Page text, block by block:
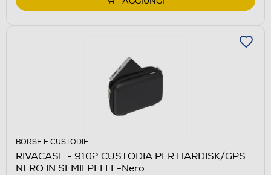
BORSE E CUSTODIE
RIVACASE - 9102 CUSTODIA PER HARDISK/GPS
NERO IN SEMILPELLE-Nero